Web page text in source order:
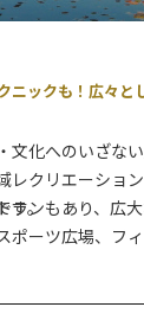
ニックも！広々と
文化へのいざな
レクリエーショ
す。
ポーツ広場、フ
ランもあり、広